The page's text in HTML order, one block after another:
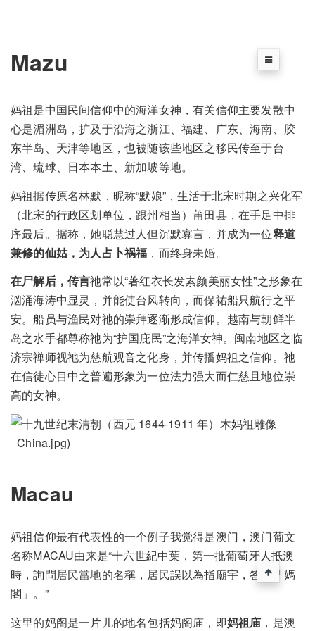
Mazu
妈祖是中国民间信仰中的海洋女神，有关信仰主要发散中
心是湄洲岛，扩及于沿海之浙江、福建、广东、海南、胶
东半岛、天津等地区，也被随该些地区之移民传至于台
湾、琉球、日本本土、新加坡等地。
妈祖据传原名林默，昵称“默娘”，生活于北宋时期之兴化军
（北宋的行政区划单位，跟州相当）莆田县，在手足中排
序最后。据称，她聪慧过人但沉默寡言，并成为一位释道
兼修的仙姑，为人占卜祸福 ，而终身未婚。
在尸解后，传言祂常以“著红衣长发素颜美丽女性”之形象在
汹涌海涛中显灵，并能使台风转向，而保祐船只航行之平
安。船员与渔民对祂的崇拜逐渐形成信仰。越南与朝鲜半
岛之水手都尊称祂为“护国庇民”之海洋女神。闽南地区之临
济宗禅师视祂为慈航观音之化身，并传播妈祖之信仰。祂
在信徒心目中之普遍形象为一位法力强大而仁慈且地位崇
高的女神。
_China.jpg)
Macau
妈祖信仰最有代表性的一个例子我觉得是澳门，澳门葡文
名称MACAU由来是“十六世紀中葉，第一批葡萄牙人抵澳
時，詢問居民當地的名稱，居民誤以為指廟宇，答稱「媽
閣」。”
这里的妈阁是一片儿的地名包括妈阁庙，即妈祖庙 ，是澳